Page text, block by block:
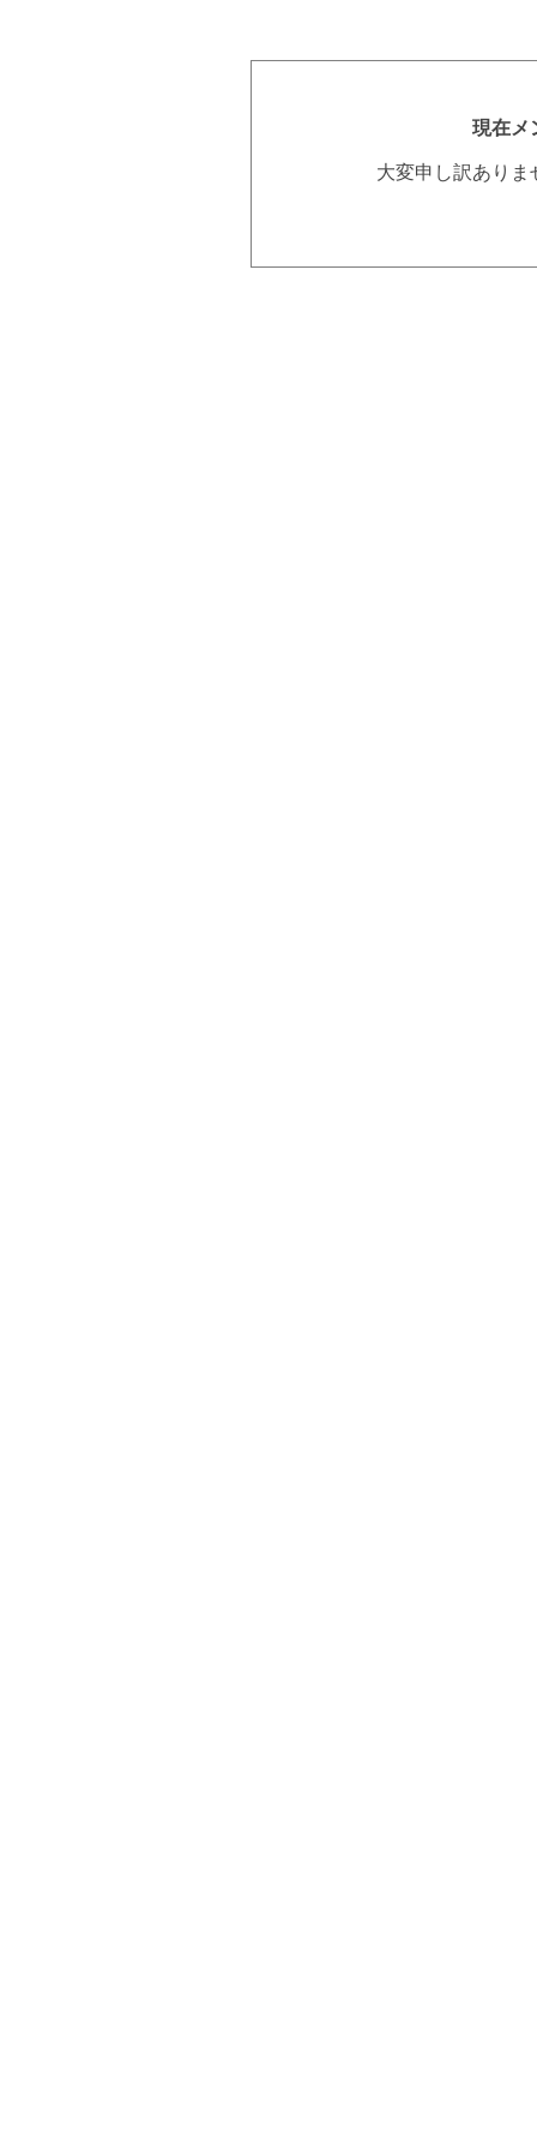
現在メ
大変申し訳あり